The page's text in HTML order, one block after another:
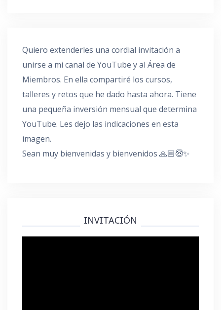
Quiero extenderles una cordial invitación a
unirse a mi canal de YouTube y al Área de
Miembros. En ella compartiré los cursos,
talleres y retos que he dado hasta ahora. Tiene
una pequeña inversión mensual que determina
YouTube. Les dejo las indicaciones en esta
imagen.
Sean muy bienvenidas y bienvenidos 🙏🏼😇✨
INVITACIÓN